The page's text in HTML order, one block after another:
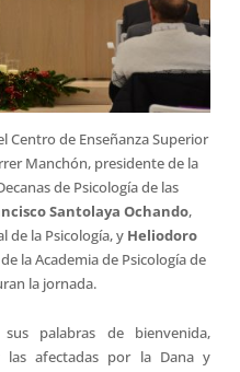
Centro de Enseñanza Superior
Manchón, presidente de la
de Psicología de las
Santolaya Ochando,
de la Psicología, y Heliodoro
la Academia de Psicología de
la jornada.
palabras de bienvenida,
las afectadas por la Dana y